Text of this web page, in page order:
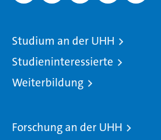
Studium an der UHH
Studieninteressierte
Weiterbildung
Forschung an der UHH